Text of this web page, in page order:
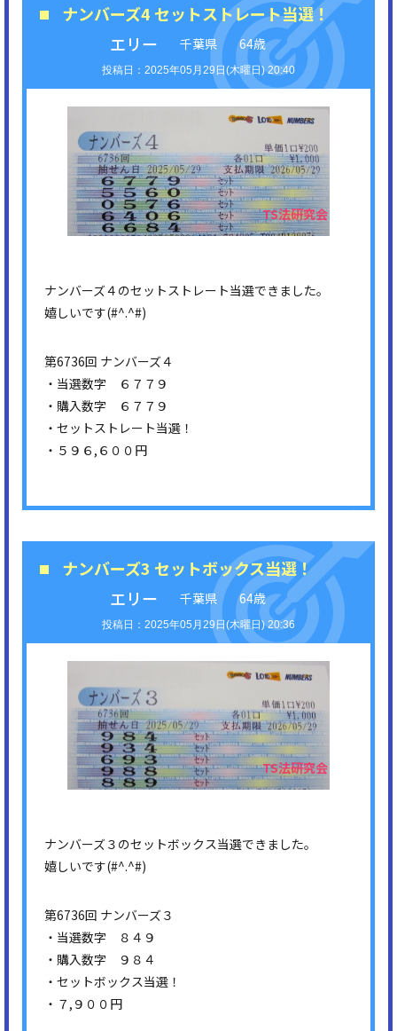
ナンバーズ4 セットストレート当選！
エリー
千葉県 64歳
2025年05月29日(木曜日) 20:40
ナンバーズ４のセットストレート当選できました。
嬉しいです(#^.^#)
第6736回 ナンバーズ４
・当選数字 ６７７９
・購入数字 ６７７９
・セットストレート当選！
・５９６,６００円
ナンバーズ3 セットボックス当選！
エリー
千葉県 64歳
2025年05月29日(木曜日) 20:36
ナンバーズ３のセットボックス当選できました。
嬉しいです(#^.^#)
第6736回 ナンバーズ３
・当選数字 ８４９
・購入数字 ９８４
・セットボックス当選！
・７,９００円